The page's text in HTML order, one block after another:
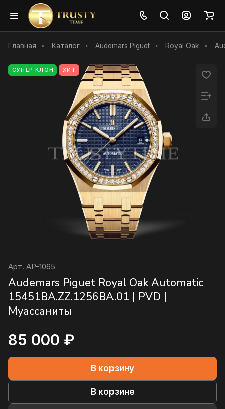
Главная Каталог Audemars Piguet Royal Oak
СУПЕР КЛОН ХИТ
Арт. AP-1065
Audemars Piguet Royal Oak Automatic
15451BA.ZZ.1256BA.01 | PVD |
Муассаниты
85 000 ₽
В корзину
В корзине